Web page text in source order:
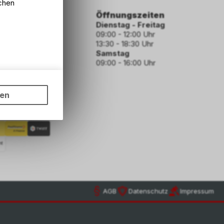
Öffnungszeiten
Dienstag - Freitag
09:00 - 12:00 Uhr
13:30 - 18:30 Uhr
Samstag
09:00 - 16:00 Uhr
AGB Datenschutz Impressum
Sie,